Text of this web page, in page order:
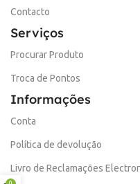
Contacto
Serviços
Procurar Produto
Troca de Pontos
Informações
Conta
Política de devolução
Livro de Reclamações